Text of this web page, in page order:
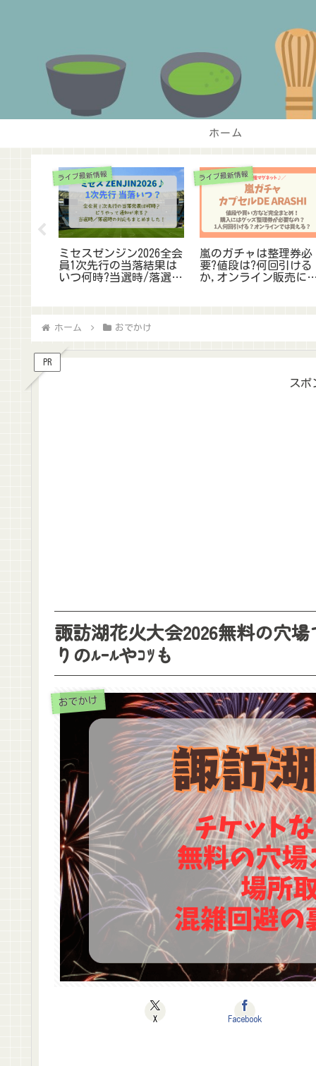
ホーム
ライブ最新情報
ミセスゼンジン2026全会
員1次先行の当落結果は
いつ何時?当選時/落選時
ライブ最新情報
嵐のガチャは整理券必
要?値段は?何回引ける
か,オンライン販売に
ホーム おでかけ
PR
スポ
諏訪湖花火大会2026無料の穴
りのﾙｰﾙやｺﾂも
おでかけ
X Facebook